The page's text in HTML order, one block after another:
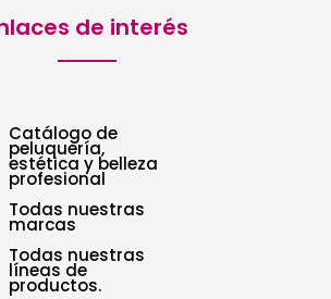
de interés
Catálogo de
peluquería,
estética y belleza
profesional
Todas nuestras
marcas
Todas nuestras
líneas de
productos.